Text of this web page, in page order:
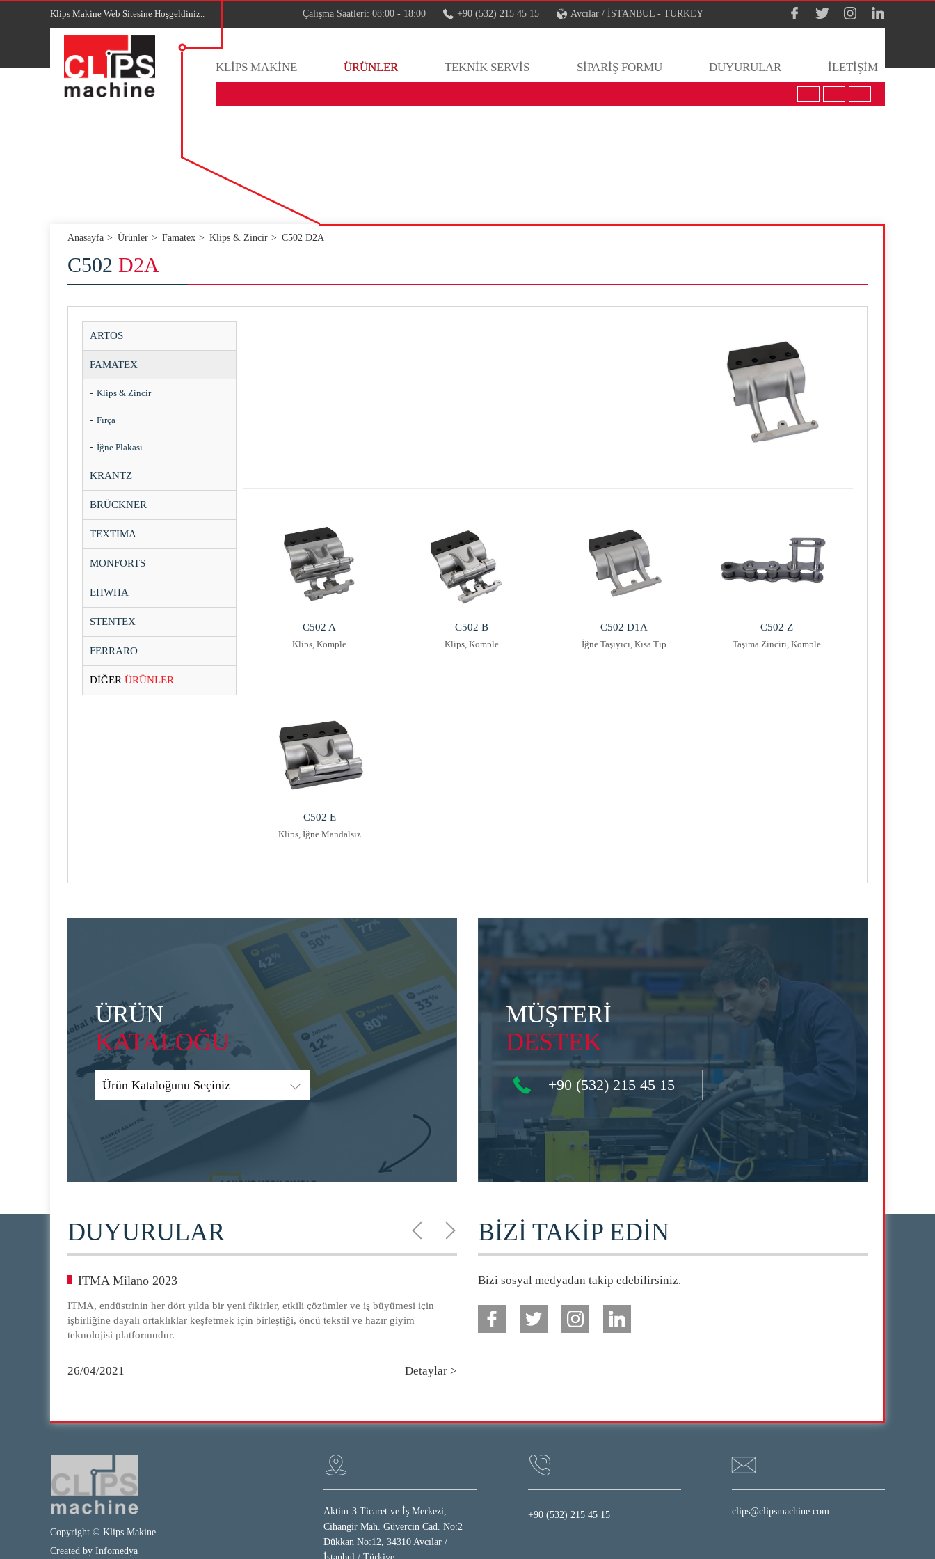
Klips Makine Web Sitesine Hoşgeldiniz.. Çalışma Saatleri: 08:00 - 18:00 +90 (532) 215 45 15 Avcılar / İSTANBUL - TURKEY
KLİPS MAKİNE ÜRÜNLER TEKNİK SERVİS SİPARİŞ FORMU DUYURULAR İLETİŞİM
Anasayfa Ürünler Famatex Klips & Zincir C502 D2A
C502 D2A
ARTOS
FAMATEX
Klips & Zincir
Fırça
İğne Plakası
KRANTZ
BRÜCKNER
TEXTIMA
MONFORTS
EHWHA
STENTEX
FERRARO
DİĞER ÜRÜNLER
C502 A
Klips, Komple
C502 B
Klips, Komple
C502 D1A
İğne Taşıyıcı, Kısa Tip
C502 Z
Taşıma Zinciri, Komple
C502 E
Klips, İğne Mandalsız
ÜRÜN
KATALOĞU
Ürün Kataloğunu Seçiniz
MÜŞTERİ
DESTEK
+90 (532) 215 45 15
DUYURULAR
ITMA Milano 2023
ITMA, endüstrinin her dört yılda bir yeni fikirler, etkili çözümler ve iş büyümesi için
işbirliğine dayalı ortaklıklar keşfetmek için birleştiği, öncü tekstil ve hazır giyim
teknolojisi platformudur.
26/04/2021 Detaylar >
BİZİ TAKİP EDİN
Bizi sosyal medyadan takip edebilirsiniz.
Copyright © Klips Makine
Created by Infomedya
Aktim-3 Ticaret ve İş Merkezi,
Cihangir Mah. Güvercin Cad. No:2
Dükkan No:12, 34310 Avcılar /
+90 (532) 215 45 15 clips@clipsmachine.com